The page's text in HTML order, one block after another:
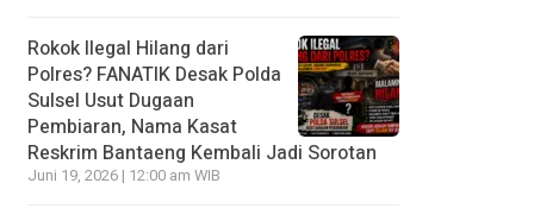
Rokok Ilegal Hilang dari
Polres? FANATIK Desak Polda
Sulsel Usut Dugaan
Pembiaran, Nama Kasat
Reskrim Bantaeng Kembali Jadi Sorotan
Juni 19, 2026 | 12:00 am WIB